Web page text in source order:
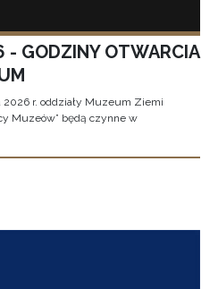
- GODZINY OTWARCIA
2026 r. oddziały Muzeum Ziemi
Muzeów” będą czynne w